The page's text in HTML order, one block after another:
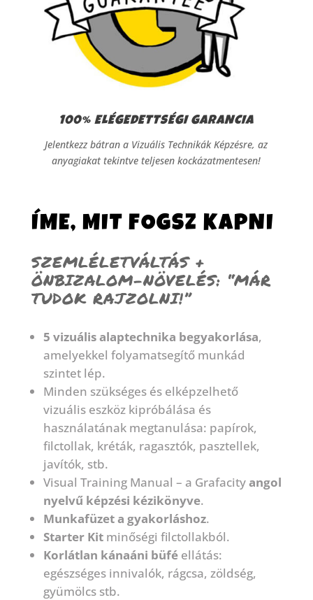
100% ELÉGEDETTSÉGI GARANCIA
Jelentkezz bátran a Vizuális Technikák Képzésre, az
anyagiakat tekintve teljesen kockázatmentesen!
ÍME, MIT FOGSZ KAPNI
SZEMLÉLETVÁLTÁS +
ÖNBIZALOM-NÖVELÉS: “MÁR
TUDOK RAJZOLNI!”
5 vizuális alaptechnika begyakorlása,
amelyekkel folyamatsegítő munkád
szintet lép.
Minden szükséges és elképzelhető
vizuális eszköz kipróbálása és
használatának megtanulása: papírok,
filctollak, kréták, ragasztók, pasztellek,
javítók, stb.
Visual Training Manual – a Grafacityangol
nyelvű képzési kézikönyve.
Munkafüzet a gyakorláshoz.
Starter Kitminőségi filctollakból.
Korlátlan kánaáni büféellátás:
egészséges innivalók, rágcsa, zöldség,
gyümölcs stb.